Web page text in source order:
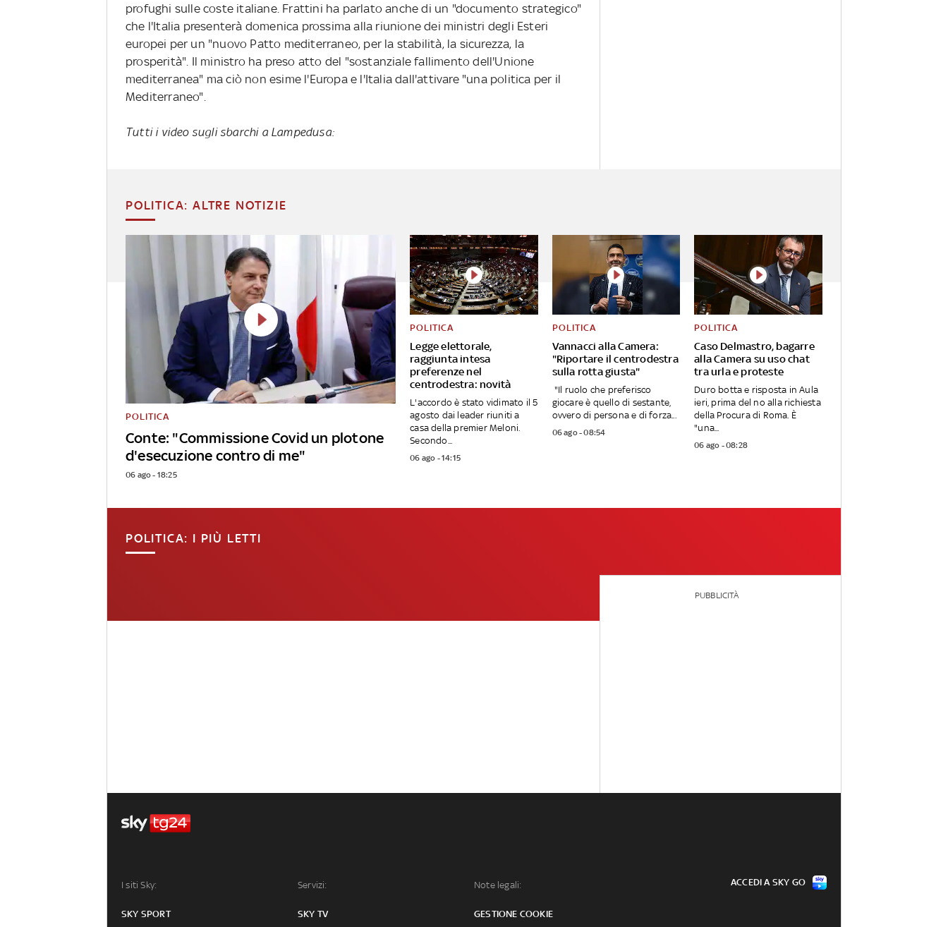
profughi sulle coste italiane. Frattini ha parlato anche di un "documento strategico"
che l'Italia presenterà domenica prossima alla riunione dei ministri degli Esteri
europei per un "nuovo Patto mediterraneo, per la stabilità, la sicurezza, la
prosperità". Il ministro ha preso atto del "sostanziale fallimento dell'Unione
mediterranea" ma ciò non esime l'Europa e l'Italia dall'attivare "una politica per il
Mediterraneo".
Tutti i video sugli sbarchi a Lampedusa:
POLITICA: ALTRE NOTIZIE
Conte: "Commissione Covid un plotone
d'esecuzione contro di me"
POLITICA
06 ago - 18:25
Legge elettorale,
raggiunta intesa
preferenze nel
centrodestra: novità
POLITICA
L'accordo è stato vidimato il 5
agosto dai leader riuniti a
casa della premier Meloni.
Secondo...
06 ago - 14:15
Vannacci alla Camera:
"Riportare il centrodestra
sulla rotta giusta"
POLITICA
"Il ruolo che preferisco
giocare è quello di sestante,
ovvero di persona e di forza...
06 ago - 08:54
Caso Delmastro, bagarre
alla Camera su uso chat
tra urla e proteste
POLITICA
Duro botta e risposta in Aula
ieri, prima del no alla richiesta
della Procura di Roma. È
"una...
06 ago - 08:28
POLITICA: I PIÙ LETTI
PUBBLICITÀ
I siti Sky:
SKY SPORT
Servizi:
SKY TV
Note legali:
GESTIONE COOKIE
ACCEDI A SKY GO